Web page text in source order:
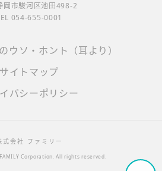
岡市駿河区池田498-2
054-655-0001
バシーポリシー
サイトマップ
ウソ・ホント（耳より）
式会社 ファミリー
FAMILY Corporation.All rights reserved.